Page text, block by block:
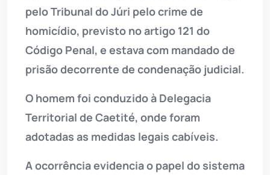
pelo Tribunal do Júri pelo crime de
homicídio, previsto no artigo 121 do
Código Penal, e estava com mandado de
prisão decorrente de condenação judicial.
O homem foi conduzido à Delegacia
Territorial de Caetité, onde foram
adotadas as medidas legais cabíveis.
A ocorrência evidencia o papel do sistema